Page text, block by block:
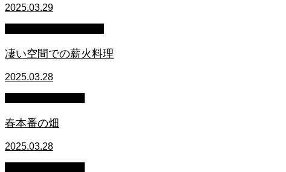
2025.03.29
凄い空間での薪火料理
2025.03.28
春本番の畑
2025.03.28